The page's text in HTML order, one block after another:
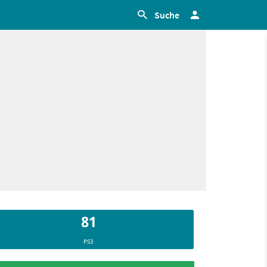
Suche
81
PS3